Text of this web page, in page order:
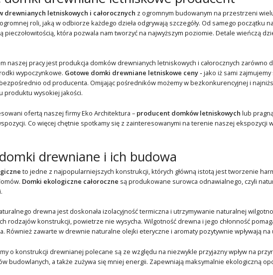
drewnianych letniskowych i całorocznych z ogromnym budowanym na przestrzeni
roli, jaką w odbiorze każdego dzieła odgrywają szczegóły. Od samego początku
pieczołowitością, która pozwala nam tworzyć na najwyższym poziomie. Detale wieńczą
naszej pracy jest produkcja domków drewnianych letniskowych i całorocznych zarówno
wypoczynkowe. Gotowe domki drewniane letniskowe ceny - jako iż sami
od producenta. Omijając pośredników możemy w bezkonkurencyjnej i
produktu wysokiej jakości.
ofertą naszej firmy Eko Architektura – producent domków letniskowych lub
Co więcej chętnie spotkamy się z zainteresowanymi na terenie naszej ekspozycji
drewniane i ich budowa
to jedne z najpopularniejszych konstrukcji, których główną istotą jest tworzenie
Domki ekologiczne całoroczne są produkowane surowca odnawialnego, czyli
drewna jest doskonała izolacyjność termiczna i utrzymywanie naturalnej
rodzajów konstrukcji, powietrze nie wysycha. Wilgotność drewna i jego chłonność
Również zawarte w drewnie naturalne olejki eteryczne i aromaty pozytywnie wpływają na
o konstrukcji drewnianej polecane są ze względu na niezwykle przyjazny wpływ na
budowlanych, a także zużywa się mniej energii. Zapewniają maksymalnie ekologiczną